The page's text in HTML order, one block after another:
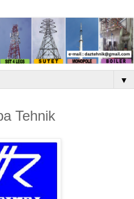
▼
Tehnik